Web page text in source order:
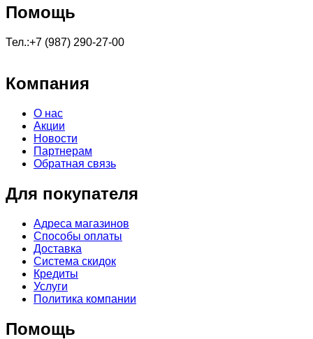
Помощь
Тел.:+7 (987) 290-27-00
Компания
О нас
Акции
Новости
Партнерам
Обратная связь
Для покупателя
Адреса магазинов
Способы оплаты
Доставка
Система скидок
Кредиты
Услуги
Политика компании
Помощь